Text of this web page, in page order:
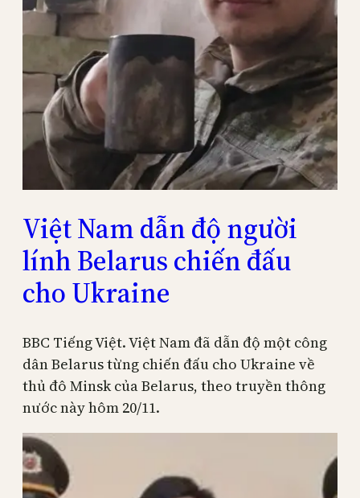
Việt Nam dẫn độ người
lính Belarus chiến đấu
cho Ukraine
BBC Tiếng Việt. Việt Nam đã dẫn độ một công
dân Belarus từng chiến đấu cho Ukraine về
thủ đô Minsk của Belarus, theo truyền thông
nước này hôm 20/11.